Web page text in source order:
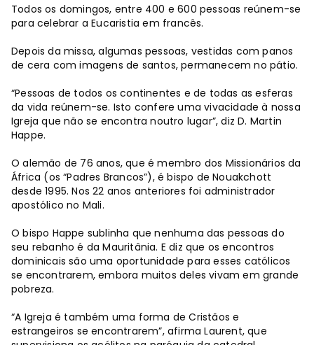
Todos os domingos, entre 400 e 600 pessoas reúnem-se
para celebrar a Eucaristia em francês.
Depois da missa, algumas pessoas, vestidas com panos
de cera com imagens de santos, permanecem no pátio.
“Pessoas de todos os continentes e de todas as esferas
da vida reúnem-se. Isto confere uma vivacidade à nossa
Igreja que não se encontra noutro lugar”, diz D. Martin
Happe.
O alemão de 76 anos, que é membro dos Missionários da
África (os “Padres Brancos”), é bispo de Nouakchott
desde 1995. Nos 22 anos anteriores foi administrador
apostólico no Mali.
O bispo Happe sublinha que nenhuma das pessoas do
seu rebanho é da Mauritânia. E diz que os encontros
dominicais são uma oportunidade para esses católicos
se encontrarem, embora muitos deles vivam em grande
pobreza.
“A Igreja é também uma forma de Cristãos e
estrangeiros se encontrarem”, afirma Laurent, que